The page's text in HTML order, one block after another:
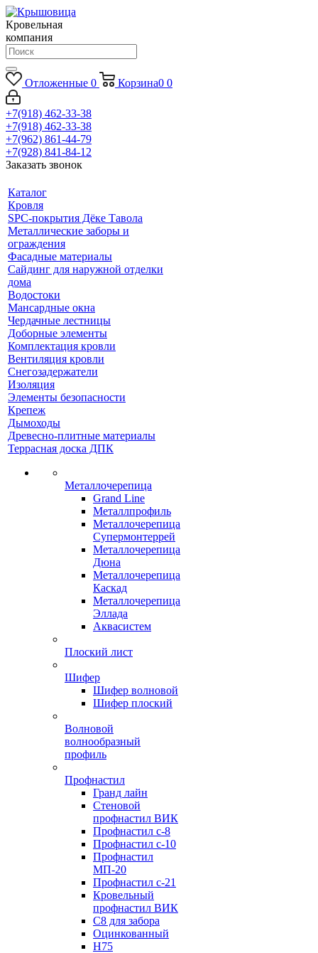
Кровельная
компания
Отложенные 0 Корзина0 0
+7(918) 462-33-38
+7(918) 462-33-38
+7(962) 861-44-79
+7(928) 841-84-12
Заказать звонок
Каталог
Кровля
SPC-покрытия Дёке Тавола
Металлические заборы и
ограждения
Фасадные материалы
Сайдинг для наружной отделки
дома
Водостоки
Мансардные окна
Чердачные лестницы
Доборные элементы
Комплектация кровли
Вентиляция кровли
Снегозадержатели
Изоляция
Элементы безопасности
Крепеж
Дымоходы
Древесно-плитные материалы
Террасная доска ДПК
Металлочерепица
Grand Line
Металлпрофиль
Металлочерепица
Супермонтеррей
Металлочерепица
Дюна
Металлочерепица
Каскад
Металлочерепица
Эллада
Аквасистем
Плоский лист
Шифер
Шифер волновой
Шифер плоский
Волновой
волнообразный
профиль
Профнастил
Гранд лайн
Стеновой
профнастил ВИК
Профнастил с-8
Профнастил с-10
Профнастил
МП-20
Профнастил с-21
Кровельный
профнастил ВИК
С8 для забора
Оцинкованный
Н75